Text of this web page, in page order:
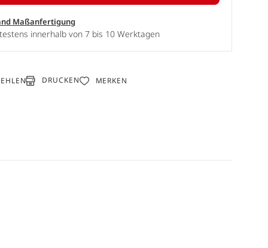
Maßanfertigung
innerhalb von 7 bis 10 Werktagen
DRUCKEN MERKEN